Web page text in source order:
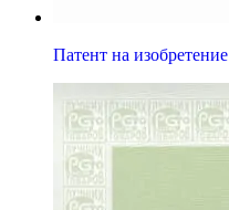
Патент на изобретение